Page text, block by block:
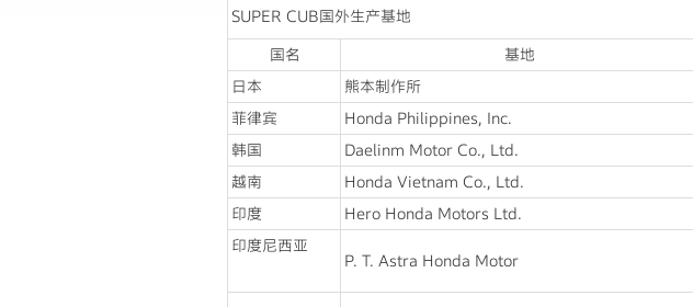
SUPER CUB国外生产基地
国名 基地
日本
熊本制作所
菲律宾
Honda Philippines, Inc.
韩国
Daelinm Motor Co., Ltd.
越南
Honda Vietnam Co., Ltd.
印度
Hero Honda Motors Ltd.
印度尼西亚
P. T. Astra Honda Motor